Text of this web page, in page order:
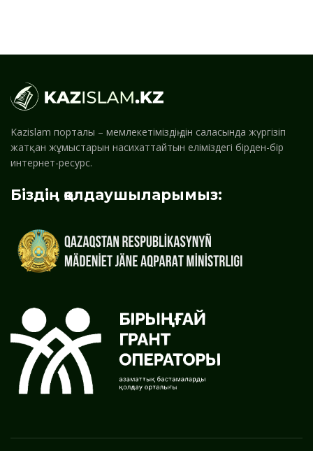
Kazislam порталы – мемлекетіміздің дін саласында жүргізіп
жатқан жұмыстарын насихаттайтын еліміздегі бірден-бір
интернет-ресурс.
Біздің қолдаушыларымыз: